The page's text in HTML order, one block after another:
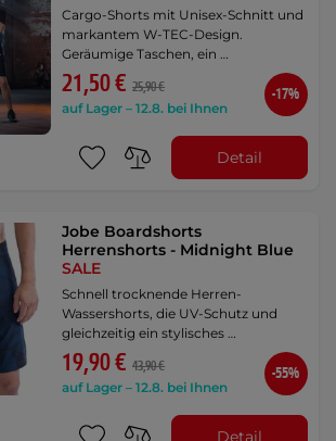
Cargo-Shorts mit Unisex-Schnitt und
markantem W-TEC-Design.
Geräumige Taschen, ein …
21,50 € 25,90 €
auf Lager – 12.8. bei Ihnen
-17%
Detail
Jobe Boardshorts
Herrenshorts - Midnight Blue
SALE
Schnell trocknende Herren-
Wassershorts, die UV-Schutz und
gleichzeitig ein stylisches …
19,90 € 43,90 €
auf Lager – 12.8. bei Ihnen
-55%
Detail